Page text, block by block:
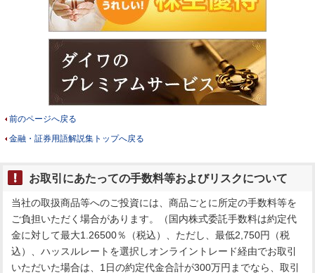
前のページへ戻る
金融・証券用語解説集トップへ戻る
お取引にあたっての手数料等およびリスクについて
当社の取扱商品等へのご投資には、商品ごとに所定の手数料等を
ご負担いただく場合があります。（国内株式委託手数料は約定代
金に対して最大1.26500％（税込）、ただし、最低2,750円（税
込）、ハッスルレートを選択しオンライントレード経由でお取引
いただいた場合は、1日の約定代金合計が300万円までなら、取引